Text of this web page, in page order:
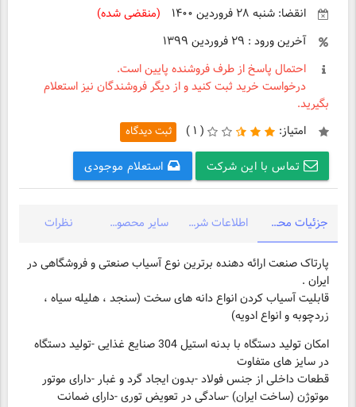
انقضا: شنبه ۲۸ فروردین ۱۴۰۰
(منقضی شده)
آخرین ورود : ۲۹ فروردین ۱۳۹۹
احتمال پاسخ از طرف فروشنده پایین است.
درخواست خرید ثبت کنید و از دیگر فروشندگان نیز استعلام
بگیرید.
امتیاز:
( ۱ ) ثبت دیدگاه
تماس با این شرکت استعلام موجودی
جزئیات محصول اطلاعات شرکت سایر محصولات شرکت نظرات
پارتاک صنعت ارائه دهنده برترین نوع آسیاب صنعتی و فروشگاهی در
قابلیت آسیاب کردن انواع دانه های سخت (سنجد ، هلیله سیاه ،
زردچوبه و انواع ادویه)
امکان تولید دستگاه با بدنه استیل 304 صنایع غذایی -تولید دستگاه
در سایز های متفاوت
قطعات داخلی از جنس فولاد -بدون ایجاد گرد و غبار -دارای موتور
موتوژن (ساخت ایران) -سادگی در تعویض توری -دارای ضمانت